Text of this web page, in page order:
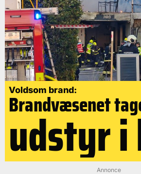
Voldsom brand:
Brandvæsenet
udstyr i
Annonce